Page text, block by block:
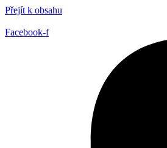
Přejít k obsahu
Facebook-f